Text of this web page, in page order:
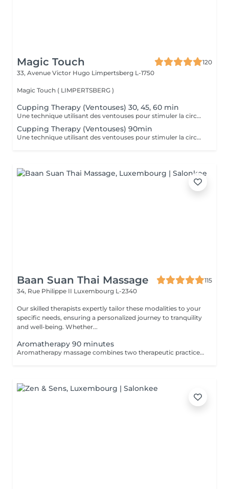
Magic Touch
120
33, Avenue Victor Hugo Limpertsberg L-1750
Magic Touch ( LIMPERTSBERG )
Cupping Therapy (Ventouses) 30, 45, 60 min
Une technique utilisant des ventouses pour stimuler la circulation, réduire les douleurs musculaires et favoriser la détoxification.
Cupping Therapy (Ventouses) 90min
Une technique utilisant des ventouses pour stimuler la circulation, réduire les douleurs musculaires et favoriser la détoxification.
Baan Suan Thai Massage
115
34, Rue Philippe II Luxembourg L-2340
Our skilled therapists expertly tailor these modalities to your
specific needs, ensuring a personalized journey to tranquility
and well-being. Whether...
Aromatherapy 90 minutes
Aromatherapy massage combines two therapeutic practices to create wonderful results. Aromatherapy is an ancient approach that provides a number of health and emotional benefits. Essential oils such as lavender, orange blossom, and peppermint offer unique effects to the senses. Massage uses pressure and touch to offer healing and stress relief by stimulating the lymphatic, circulatory, nervous, and musculoskeletal systems.